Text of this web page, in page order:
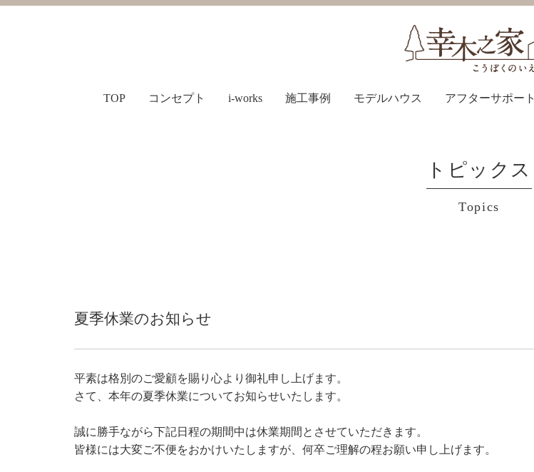
TOP コンセプト i-works 施工事例 モデルハウス アフターサポート
トピックス
Topics
夏季休業のお知らせ
平素は格別のご愛顧を賜り心より御礼申し上げます。
さて、本年の夏季休業についてお知らせいたします。
誠に勝手ながら下記日程の期間中は休業期間とさせていただきます。
皆様には大変ご不便をおかけいたしますが、何卒ご理解の程お願い申し上げます。